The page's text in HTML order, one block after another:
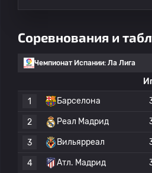
Соревнования и
Чемпионат Испании: Ла Лига
1
Барселона
2 Реал Мадрид
3 Вильярреал
4 Атл. Мадрид